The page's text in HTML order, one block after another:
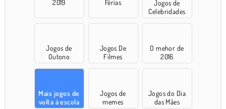
2019
Férias
Jogos de
Celebridades
para Meninas
Jogos de
Outono
Jogos De
Filmes
O mehor de
2016
Mais jogos de
volta à escola
Jogos de
memes
Jogos do Dia
das Mães